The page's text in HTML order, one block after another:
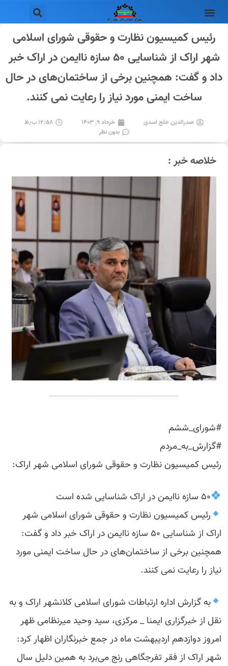
رئیس کمیسیون نظارت و حقوقی شورای اسلامی
شهر اراک از شناسایی ۵۰ سازه ناایمن در اراک خبر
داد و گفت: همچنین برخی از ساختمان‌های در حال
ساخت ایمنی مورد نیاز را رعایت نمی کنند.
صدرالدین خلج اسدی خرداد ۹, ۱۴۰۳
۱۲:۵۸ ب٫ظ
بدون نظر
خلاصه خبر :
#شورای_ششم
#گزارش_به_مردم
رئیس کمیسیون نظارت و حقوقی شورای اسلامی شهر اراک:
۵۰ سازه ناایمن در اراک شناسایی شده است
رئیس کمیسیون نظارت و حقوقی شورای اسلامی شهر
اراک از شناسایی ۵۰ سازه ناایمن در اراک خبر داد و گفت:
همچنین برخی از ساختمان‌های در حال ساخت ایمنی مورد
نیاز را رعایت نمی کنند.
به گزارش اداره ارتباطات شورای اسلامی کلانشهر اراک و به
نقل از خبرگزاری ایمنا _ مرکزی، سید وحید میرنظامی ظهر
امروز دوازدهم اردیبهشت ماه در جمع خبرنگاران اظهار کرد:
شهر اراک از فقر تفرجگاهی رنج می‌برد به همین دلیل سال